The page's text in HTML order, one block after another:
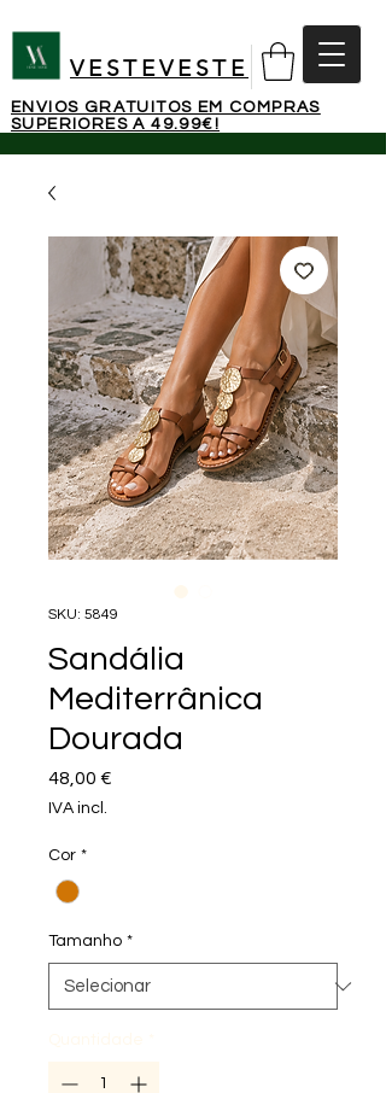
VESTEVESTE
ENVIOS GRATUITOS EM COMPRAS
SUPERIORES A 49.99€!
SKU: 5849
Sandália
Mediterrânica
Dourada
48,00 €
IVA incl.
Cor *
Tamanho *